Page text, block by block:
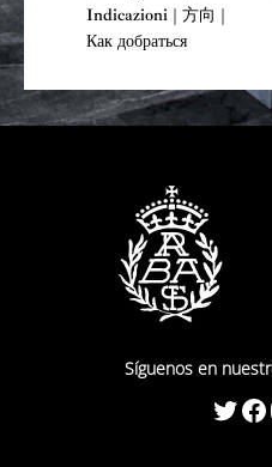
Indicazioni | 方向 |
Как добраться
Síguenos en
Twitter Facebook